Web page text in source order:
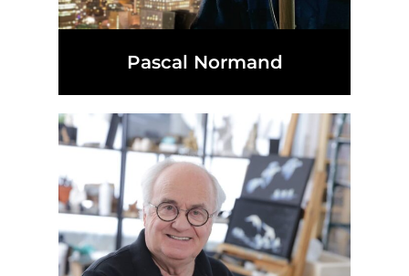
Pascal Normand